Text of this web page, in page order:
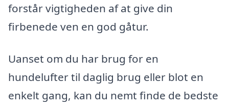
forstår vigtigheden af at give din
firbenede ven en god gåtur.
Uanset om du har brug for en
hundelufter til daglig brug eller blot en
enkelt gang, kan du nemt finde de bedste